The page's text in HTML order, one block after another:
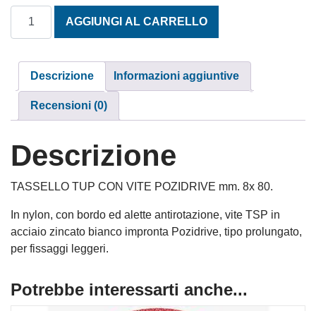
AGGIUNGI AL CARRELLO
Descrizione Informazioni aggiuntive
Recensioni (0)
Descrizione
TASSELLO TUP CON VITE POZIDRIVE mm. 8x 80.
In nylon, con bordo ed alette antirotazione, vite TSP in
acciaio zincato bianco impronta Pozidrive, tipo prolungato,
per fissaggi leggeri.
Potrebbe interessarti anche...